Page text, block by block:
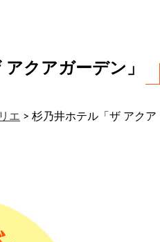
クアガーデン」
エ > 杉乃井ホテル「ザ アクア